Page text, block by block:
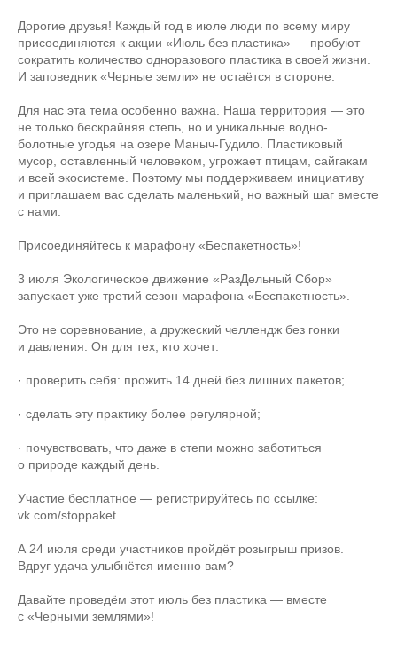
Дорогие друзья! Каждый год в июле люди по всему миру
присоединяются к акции «Июль без пластика» — пробуют
сократить количество одноразового пластика в своей жизни.
И заповедник «Черные земли» не остаётся в стороне.
Для нас эта тема особенно важна. Наша территория — это
не только бескрайняя степь, но и уникальные водно-
болотные угодья на озере Маныч-Гудило. Пластиковый
мусор, оставленный человеком, угрожает птицам, сайгакам
и всей экосистеме. Поэтому мы поддерживаем инициативу
и приглашаем вас сделать маленький, но важный шаг вместе
с нами.
Присоединяйтесь к марафону «Беспакетность»!
3 июля Экологическое движение «РазДельный Сбор»
запускает уже третий сезон марафона «Беспакетность».
Это не соревнование, а дружеский челлендж без гонки
и давления. Он для тех, кто хочет:
· проверить себя: прожить 14 дней без лишних пакетов;
· сделать эту практику более регулярной;
· почувствовать, что даже в степи можно заботиться
о природе каждый день.
Участие бесплатное — регистрируйтесь по ссылке:
vk.com/stoppaket
А 24 июля среди участников пройдёт розыгрыш призов.
Вдруг удача улыбнётся именно вам?
Давайте проведём этот июль без пластика — вместе
с «Черными землями»!